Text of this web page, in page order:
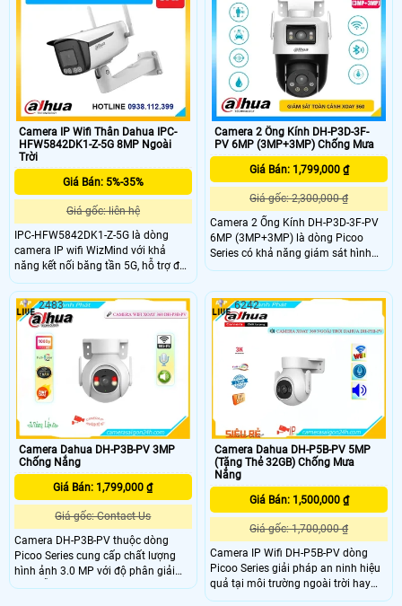
Camera mang trong mình những
tính năng hiện đại như đàm thoại 2
chiều, phát hiện con người/phương
tiện, công nghệ ánh sáng kép thông
minh và báo động chủ động nháy
tầm xa 40m với công nghệ Full
Color, đàm thoại 2 chiều, tính năng
phát hiện khuôn mặt, SMD 3.0
Camera IP Wifi Thân Dahua IPC-
HFW5842DK1-Z-5G 8MP Ngoài
Trời
Giá Bán: 5%-35%
Giá gốc: liên hệ
IPC-HFW5842DK1-Z-5G là dòng
camera IP wifi WizMind với khả
năng kết nối băng tần 5G, hỗ trợ độ
phân giải 8MP cho chất lượng hình
ảnh sắc nét. Camera nổi bật với ống
kính thay đổi tiêu cự 2,7mm–12mm,
sử dụng công nghệ Full Color giúp
xem đêm có màu tầm xa 40m, trang
bị tính năng đàm thoại 2 chiều với
mic, loa tích hợp, hỗ trợ phát hiện
khuôn mặt và lưu trữ qua thẻ nhớ
tối đa 512GB
Camera 2 Ống Kính DH-P3D-3F-
PV 6MP (3MP+3MP) Chống Mưa
Giá Bán: 1,799,000 ₫
Giá gốc: 2,300,000 ₫
Camera 2 Ống Kính DH-P3D-3F-PV
6MP (3MP+3MP) là dòng Picoo
Series có khả năng giám sát hình
ảnh toàn cảnh không bỏ lỡ bất kỳ
tính năng bảo vệ an ninh thông
minh như phát hiện người, phương
tiện, cảnh báo chủ động còi hú và
đàm thoại 2 chiều
Camera Dahua DH-P3B-PV 3MP
Chống Nắng
Giá Bán: 1,799,000 ₫
Giá gốc: Contact Us
Camera DH-P3B-PV thuộc dòng
Picoo Series cung cấp chất lượng
hình ảnh 3.0 MP với độ phân giải
cao, hỗ trợ quan sát ban đêm có
2483
Camera Dahua DH-P5B-PV 5MP
(Tặng Thẻ 32GB) Chống Mưa
Nắng
Giá Bán: 1,500,000 ₫
Giá gốc: 1,700,000 ₫
Camera IP Wifi DH-P5B-PV dòng
Picoo Series giải pháp an ninh hiệu
quả tại môi trường ngoài trời hay
những nơi có điều kiện thời tiết khắc
6242